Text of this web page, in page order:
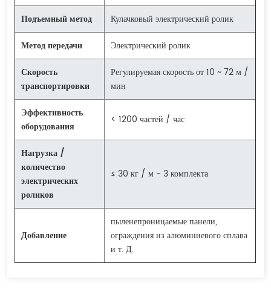
Подъемный метод
Кулачковый электрический ролик
Метод передачи
Электрический ролик
Скорость
транспортировки
Регулируемая скорость от 10 ~ 72 м /
мин
Эффективность
оборудования
< 1200 частей / час
Нагрузка /
количество
электрических
роликов
≤ 30 кг / м - 3 комплекта
Добавление
пыленепроницаемые панели,
ограждения из алюминиевого сплава
и т. Д.